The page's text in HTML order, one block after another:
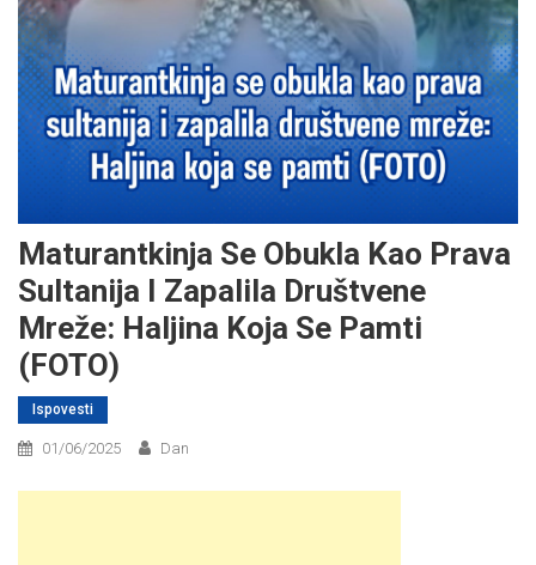
Maturantkinja Se Obukla Kao Prava
Sultanija I Zapalila Društvene
Mreže: Haljina Koja Se Pamti
(FOTO)
Ispovesti
01/06/2025 Dan